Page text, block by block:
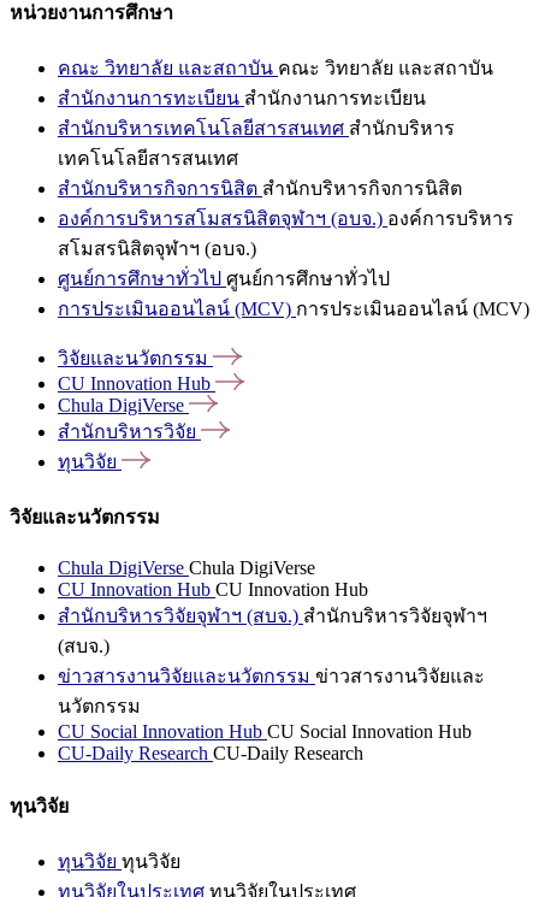
หน่วยงานการศึกษา
คณะ วิทยาลัย และสถาบัน คณะ วิทยาลัย และสถาบัน
สำนักงานการทะเบียน สำนักงานการทะเบียน
สำนักบริหารเทคโนโลยีสารสนเทศ สำนักบริหาร
เทคโนโลยีสารสนเทศ
สำนักบริหารกิจการนิสิต สำนักบริหารกิจการนิสิต
องค์การบริหารสโมสรนิสิตจุฬาฯ (อบจ.) องค์การบริหาร
สโมสรนิสิตจุฬาฯ (อบจ.)
ศูนย์การศึกษาทั่วไป ศูนย์การศึกษาทั่วไป
การประเมินออนไลน์ (MCV) การประเมินออนไลน์ (MCV)
วิจัยและนวัตกรรม
CU Innovation Hub
Chula DigiVerse
สำนักบริหารวิจัย
ทุนวิจัย
วิจัยและนวัตกรรม
Chula DigiVerse Chula DigiVerse
CU Innovation Hub CU Innovation Hub
สำนักบริหารวิจัยจุฬาฯ (สบจ.) สำนักบริหารวิจัยจุฬาฯ
(สบจ.)
ข่าวสารงานวิจัยและนวัตกรรม ข่าวสารงานวิจัยและ
นวัตกรรม
CU Social Innovation Hub CU Social Innovation Hub
CU-Daily Research CU-Daily Research
ทุนวิจัย
ทุนวิจัย ทุนวิจัย
ทุนวิจัยในประเทศ ทุนวิจัยในประเทศ